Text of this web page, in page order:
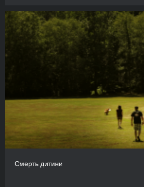
Смерть дитини